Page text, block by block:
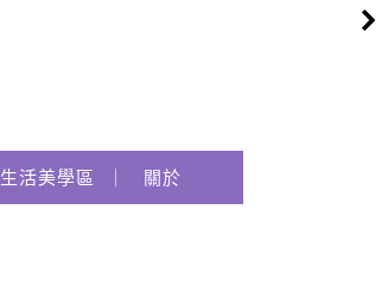
生活美學區 關於